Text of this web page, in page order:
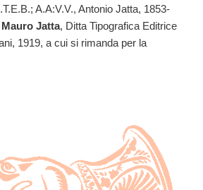
A.A:V.V., Antonio Jatta, 1853-
Mauro Jatta, Ditta Tipografica Editrice
1919, a cui si rimanda per la